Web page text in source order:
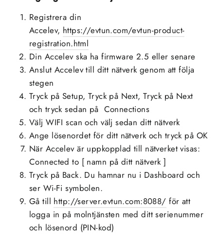
Registrera din
Accelev, https://evtun.com/evtun-product-
registration.html
Din Accelev ska ha firmware 2.5 eller senare
Anslut Accelev till ditt nätverk genom att följa
stegen
Tryck på Setup, Tryck på Next, Tryck på Next
och tryck sedan på Connections
Välj WIFI scan och välj sedan ditt nätverk
Ange lösenordet för ditt nätverk och tryck på OK
När Accelev är uppkopplad till nätverket visas:
Connected to [ namn på ditt nätverk ]
Tryck på Back. Du hamnar nu i Dashboard och
ser Wi-Fi symbolen.
Gå till http://server.evtun.com:8088/ för att
logga in på molntjänsten med ditt serienummer
och lösenord (PIN-kod)